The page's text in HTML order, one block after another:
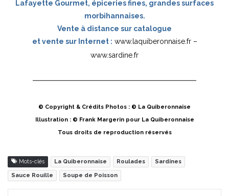
Lafayette Gourmet, épiceries fines, grandes surfaces
morbihannaises.
Vente à distance sur catalogue
et vente sur Internet : www.laquiberonnaise.fr–
www.sardine.fr
© Copyright & Crédits Photos : © La Quiberonnaise
Illustration : © Frank Margerin pour La Quiberonnaise
Tous droits de reproduction réservés
Mots-clés La Quiberonnaise Roulades Sardines
Sauce Rouille Soupe de Poisson